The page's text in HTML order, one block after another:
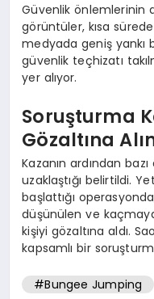
Güvenlik önlemlerinin
görüntüler, kısa
medyada geniş yankı
güvenlik teçhizatı
yer alıyor.
Soruşturma
Gözaltına
Kazanın ardından
uzaklaştığı belirtildi.
başlattığı
düşünülen ve
kişiyi gözaltına aldı.
kapsamlı bir
#Bungee Jumping